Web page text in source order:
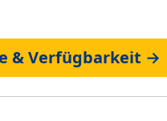
& Verfügbarkeit →